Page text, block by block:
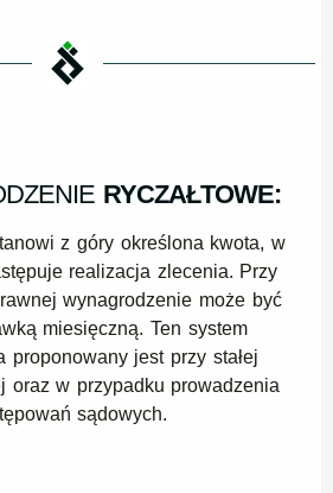
RYCZAŁTOWE:
z góry określona kwota, w
realizacja zlecenia. Przy
wynagrodzenie może być
miesięczną. Ten system
proponowany jest przy stałej
oraz w przypadku prowadzenia
sądowych.